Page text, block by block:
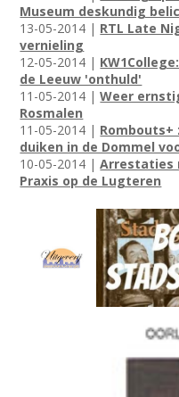
Museum deskundig
13-05-2014 | RTL Late
vernieling
12-05-2014 |
de Leeuw 'onthuld'
11-05-2014 |Weer
Rosmalen
11-05-2014 | Rombouts+
duiken in de Dommel
10-05-2014 |Arrestaties
Praxis op de Lugteren